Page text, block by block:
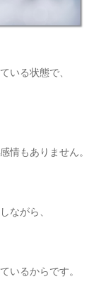
いる状態で、
情もありません。
ながら、
いるからです。